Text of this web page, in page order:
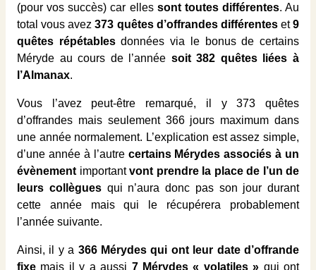
(pour vos succès) car elles sont toutes différentes. Au
total vous avez373 quêtes d’offrandes différenteset9
quêtes répétablesdonnées via le bonus de certains
Méryde au cours de l’année soit 382 quêtes liées à
l’Almanax.
Vous l’avez peut-être remarqué, il y 373 quêtes
d’offrandes mais seulement 366 jours maximum dans
une année normalement. L’explication est assez simple,
d’une année à l’autre certains Mérydes associés à un
évènement importantvont prendre la place de l’un de
leurs collèguesqui n’aura donc pas son jour durant
cette année mais qui le récupérera probablement
l’année suivante.
Ainsi, il y a 366 Mérydes qui ont leur date d’offrande
fixe mais il y a aussi 7 Mérydes « volatiles » qui ont